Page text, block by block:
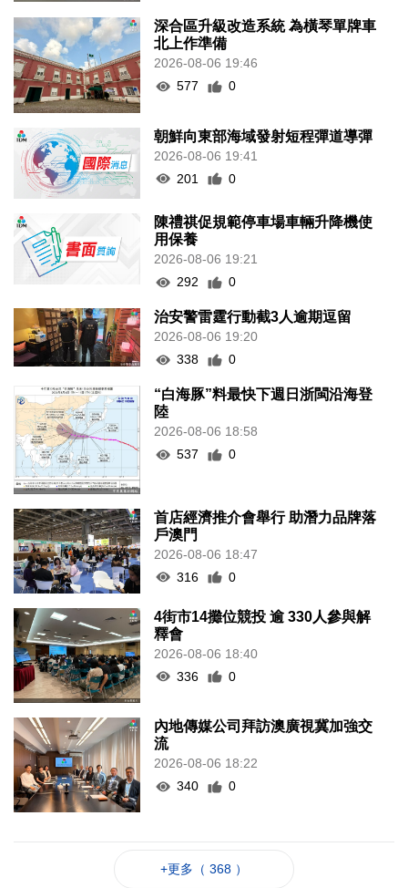
深合區升級改造系統 為橫琴單牌車
北上作準備
2026-08-06 19:46
577
0
朝鮮向東部海域發射短程彈道導彈
2026-08-06 19:41
201
0
陳禮祺促規範停車場車輛升降機使
用保養
2026-08-06 19:21
292
0
治安警雷霆行動截3人逾期逗留
2026-08-06 19:20
338
0
“白海豚”料最快下週日浙閩沿海登
陸
2026-08-06 18:58
537
0
首店經濟推介會舉行 助潛力品牌落
戶澳門
2026-08-06 18:47
316
0
4街市14攤位競投 逾 330人參與解
釋會
2026-08-06 18:40
336
0
內地傳媒公司拜訪澳廣視冀加強交
流
2026-08-06 18:22
340
0
+更多（ 368 ）